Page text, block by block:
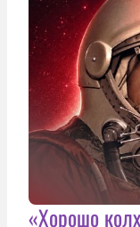
«Хорошо